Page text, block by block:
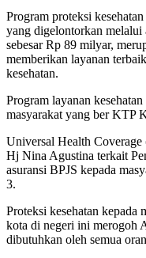
Program proteksi
yang digelontorkan
sebesar Rp 89 milyar,
memberikan layanan
kesehatan.
Program layanan
masyarakat yang ber KTP
Universal Health
Hj Nina Agustina terkait
asuransi BPJS kepada
3.
Proteksi kesehatan kepada
kota di negeri ini merogoh
dibutuhkan oleh semua